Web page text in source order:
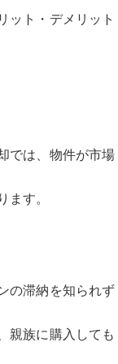
ット・デメリット
では、物件が市場
す。
の滞納を知られず
親族に購入しても